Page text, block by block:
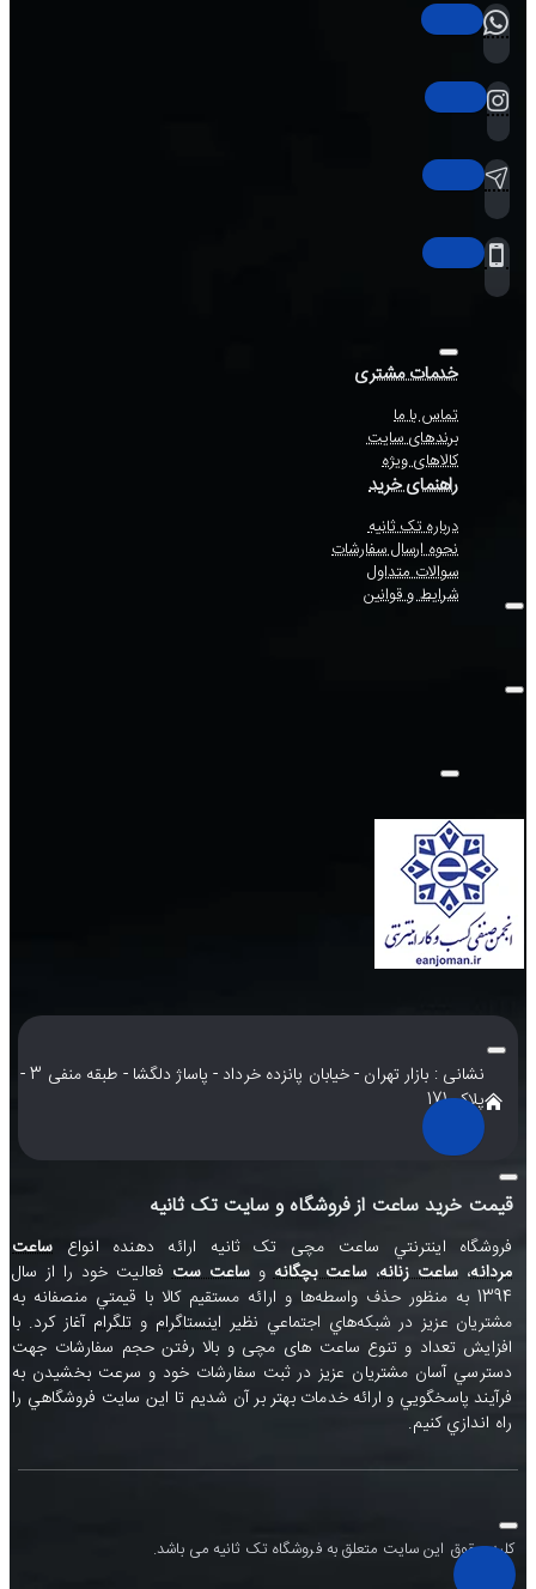
خدمات مشتری
تماس با ما
برندهای سایت
کالاهای ویژه
راهنمای خرید
درباره تک ثانیه
نحوه ارسال سفارشات
سوالات متداول
شرایط و قوانین
نشانی : بازار تهران - خیابان پانزده خرداد - پاساژ دلگشا - طبقه منفی 3 -
پلاک 171
قیمت خرید ساعت از فروشگاه و سایت تک ثانیه
فروشگاه اينترنتي ساعت مچی تک ثانيه ارائه دهنده انواع ساعت
مردانه، ساعت زنانه،ساعت بچگانهو ساعت ستفعاليت خود را از سال
1394 به منظور حذف واسطه‌ها و ارائه مستقيم کالا با قيمتي منصفانه به
مشتريان عزيز در شبکه‌هاي اجتماعي نظير اينستاگرام و تلگرام آغاز کرد. با
افزايش تعداد و تنوع ساعت های مچی و بالا رفتن حجم سفارشات جهت
دسترسي آسان مشتريان عزيز در ثبت سفارشات خود و سرعت بخشيدن به
فرآيند پاسخگويي و ارائه خدمات بهتر بر آن شديم تا اين سايت فروشگاهي را
راه اندازي کنيم.
کلیه حقوق این سایت متعلق به فروشگاه تک ثانیه می باشد.